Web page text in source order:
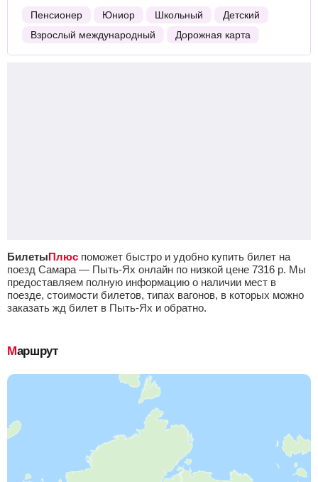
Пенсионер
Юниор Школьный
Детский
Взрослый международный
Дорожная карта
БилетыПлюс поможет быстро и удобно купить билет на
поезд Самара — Пыть-Ях онлайн по низкой цене 7316 р. Мы
предоставляем полную информацию о наличии мест в
поезде, стоимости билетов, типах вагонов, в которых можно
заказать жд билет в Пыть-Ях и обратно.
Маршрут